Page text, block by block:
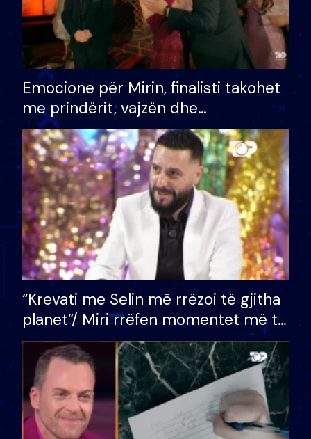
Emocione për Mirin, finalisti takohet
me prindërit, vajzën dhe
bashkëshorten: S’kemi ndonjë letër
divorci apo jo?
“Krevati me Selin më rrëzoi të gjitha
planet”/ Miri rrëfen momentet më të
bukura në shtëpinë e BB VIP: Do më
mungojë zilja e mëngjesit kur…